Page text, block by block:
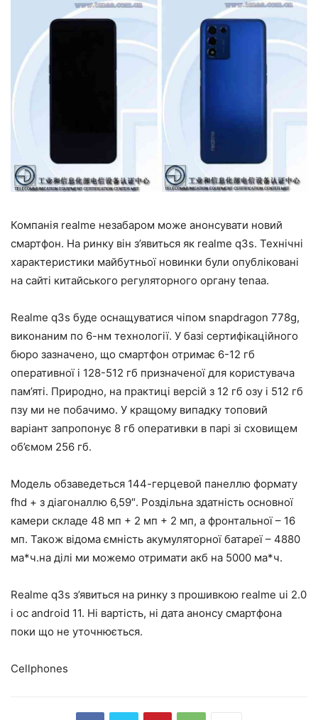
Компанія realme незабаром може анонсувати новий
смартфон. На ринку він з’явиться як realme q3s. Технічні
характеристики майбутньої новинки були опубліковані
на сайті китайського регуляторного органу tenaa.
Realme q3s буде оснащуватися чіпом snapdragon 778g,
виконаним по 6-нм технології. У базі сертифікаційного
бюро зазначено, що смартфон отримає 6-12 гб
оперативної і 128-512 гб призначеної для користувача
пам’яті. Природно, на практиці версій з 12 гб озу і 512 гб
пзу ми не побачимо. У кращому випадку топовий
варіант запропонує 8 гб оперативки в парі зі сховищем
об’ємом 256 гб.
Модель обзаведеться 144-герцевой панеллю формату
fhd + з діагоналлю 6,59″. Роздільна здатність основної
камери складе 48 мп + 2 мп + 2 мп, а фронтальної – 16
мп. Також відома ємність акумуляторної батареї – 4880
ма*ч.на ділі ми можемо отримати акб на 5000 ма*ч.
Realme q3s з’явиться на ринку з прошивкою realme ui 2.0
і ос android 11. Ні вартість, ні дата анонсу смартфона
поки що не уточнюється.
Cellphones